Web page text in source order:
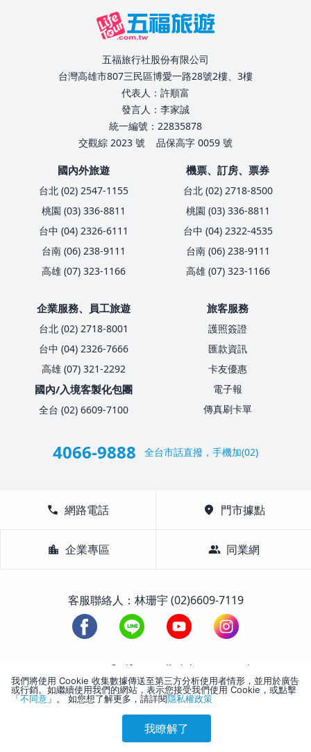
刷卡優惠 會員訂購
五福旅行社股份有限公司
台灣高雄市807三民區博愛一路28號2樓、3樓
代表人：許順富
發言人：李家誠
統一編號：22835878
交觀綜 2023 號
品保高字 0059 號
國內外旅遊
台北 (02) 2547-1155
桃園 (03) 336-8811
台中 (04) 2326-6111
台南 (06) 238-9111
高雄 (07) 323-1166
機票、訂房、票券
台北 (02) 2718-8500
桃園 (03) 336-8811
台中 (04) 2322-4535
台南 (06) 238-9111
高雄 (07) 323-1166
企業服務、員工旅遊
台北 (02) 2718-8001
台中 (04) 2326-7666
高雄 (07) 321-2292
國內/入境客製化包團
全台 (02) 6609-7100
旅客服務
護照簽證
匯款資訊
卡友優惠
電子報
傳真刷卡單
4066-9888 全台市話直撥，手機加(02)
call 網路電話 location_on 門市據點
location_city 企業專區 group 同業網
客服聯絡人：林珊宇 (02)6609-7119
1988-2026 © Lifetour All Rights Reserved.
我們將使用 Cookie 收集數據傳送至第三方分析使用者情形，並用於廣告
或行銷。如繼續使用我們的網站，表示您接受我們使用 Cookie，或點擊
「不同意 」。 如您想了解更多，請詳閱隱私權政策
我瞭解了